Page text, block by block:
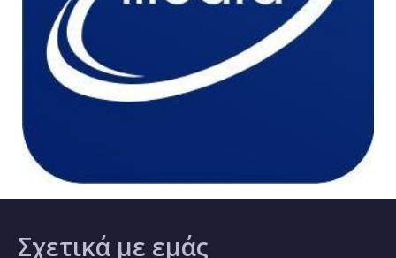
Σχετικά με εμάς